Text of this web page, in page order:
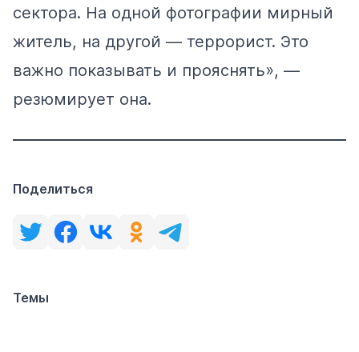
сектора. На одной фотографии мирный
житель, на другой — террорист. Это
важно показывать и прояснять», —
резюмирует она.
Поделиться
Темы